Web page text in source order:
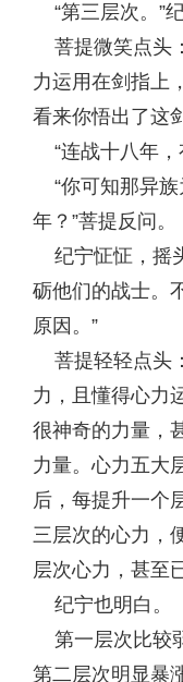
“第三层次。”纪
菩提微笑点头
力运用在剑指上
看来你悟出了这
“连战十八年，
“你可知那异族
年？”菩提反问。
纪宁怔怔，摇
砺他们的战士。
原因。”
菩提轻轻点头
力，且懂得心
很神奇的力量，
力量。心力五大
后，每提升一个
三层次的心力，
层次心力，甚至
纪宁也明白。
第一层次比较
第二层次明显暴